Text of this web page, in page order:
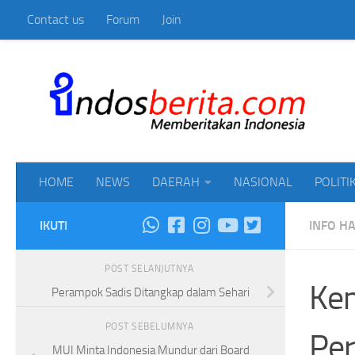
Skip to content
Contact us Forum Join
HOME NEWS DAERAH NASIONAL
INFO
IKUTI
POST SELANJUTNYA
Perampok Sadis Ditangkap dalam Sehari
POST SEBELUMNYA
MUI Minta Indonesia Mundur dari Board